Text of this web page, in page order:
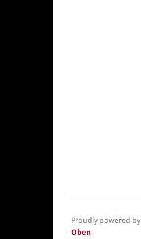
Proudly powered by
Oben